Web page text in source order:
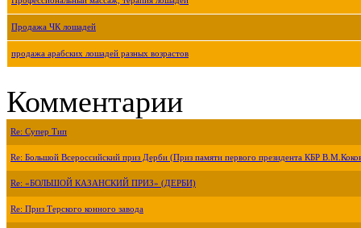
Продажа ЧК лошадей
продажа арабских лошадей разных возрастов
Комментарии
Re: Супер Тип
Re: Большой Всероссийский приз Дерби (Приз памяти первого президента КБР
Re: «БОЛЬШОЙ КАЗАНСКИЙ ПРИЗ» (ДЕРБИ)
Re: Приз Терского конного завода